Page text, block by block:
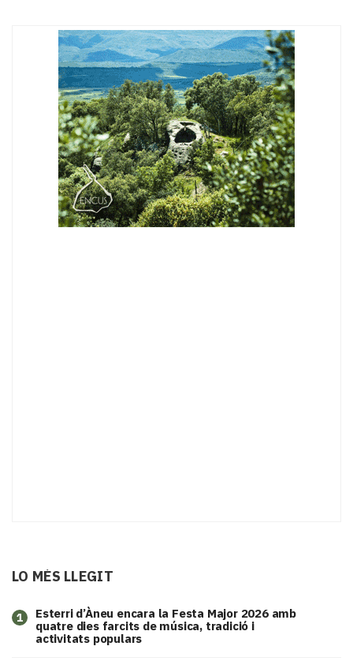
LO MÉS LLEGIT
1
Esterri d’Àneu encara la Festa Major 2026 amb
quatre dies farcits de música, tradició i
activitats populars